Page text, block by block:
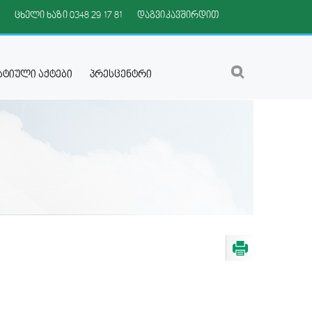
ᲓᲐᲒᲕᲘᲙᲐᲕᲨᲘᲠᲓᲘᲗ
ᲪᲮᲔᲚᲘ ᲮᲐᲖᲘ 0348 29 17 81
აქტები პრესცენტრი